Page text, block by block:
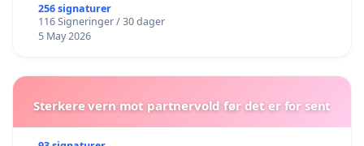
256 signaturer
116 Signeringer / 30 dager
5 May 2026
Sterkere vern mot partnervold før det er for sent